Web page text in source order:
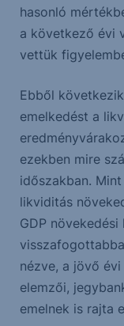
hasonló
a következő évi
vettük
Ebből
emelkedést a
ezekben mire
időszakban.
likviditás
GDP
nézve, a jövő
elemzői,
emelnek is rajta